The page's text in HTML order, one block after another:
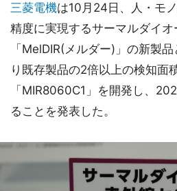
三菱電機は10月24日、人・モ
精度に実現するサーマルダイ
「MelDIR(メルダー)」の新製
り既存製品の2倍以上の検知面
「MIR8060C1」を開発し、
ることを発表した。